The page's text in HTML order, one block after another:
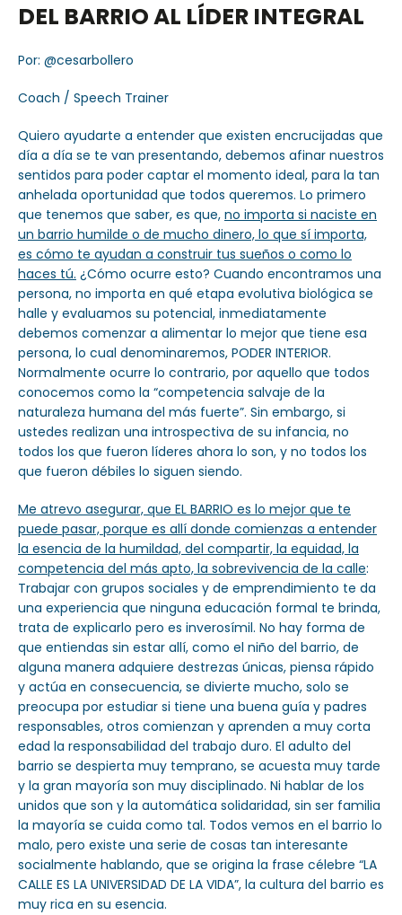
DEL BARRIO AL LÍDER INTEGRAL
Por: @cesarbollero
Coach / Speech Trainer
Quiero ayudarte a entender que existen encrucijadas que
día a día se te van presentando, debemos afinar nuestros
sentidos para poder captar el momento ideal, para la tan
anhelada oportunidad que todos queremos. Lo primero
que tenemos que saber, es que, no importa si naciste en
un barrio humilde o de mucho dinero, lo que sí importa,
es cómo te ayudan a construir tus sueños o como lo
haces tú. ¿Cómo ocurre esto? Cuando encontramos una
persona, no importa en qué etapa evolutiva biológica se
halle y evaluamos su potencial, inmediatamente
debemos comenzar a alimentar lo mejor que tiene esa
persona, lo cual denominaremos, PODER INTERIOR.
Normalmente ocurre lo contrario, por aquello que todos
conocemos como la “competencia salvaje de la
naturaleza humana del más fuerte”. Sin embargo, si
ustedes realizan una introspectiva de su infancia, no
todos los que fueron líderes ahora lo son, y no todos los
que fueron débiles lo siguen siendo.
Me atrevo asegurar, que EL BARRIO es lo mejor que te
puede pasar, porque es allí donde comienzas a entender
la esencia de la humildad, del compartir, la equidad, la
competencia del más apto, la sobrevivencia de la calle:
Trabajar con grupos sociales y de emprendimiento te da
una experiencia que ninguna educación formal te brinda,
trata de explicarlo pero es inverosímil. No hay forma de
que entiendas sin estar allí, como el niño del barrio, de
alguna manera adquiere destrezas únicas, piensa rápido
y actúa en consecuencia, se divierte mucho, solo se
preocupa por estudiar si tiene una buena guía y padres
responsables, otros comienzan y aprenden a muy corta
edad la responsabilidad del trabajo duro. El adulto del
barrio se despierta muy temprano, se acuesta muy tarde
y la gran mayoría son muy disciplinado. Ni hablar de los
unidos que son y la automática solidaridad, sin ser familia
la mayoría se cuida como tal. Todos vemos en el barrio lo
malo, pero existe una serie de cosas tan interesante
socialmente hablando, que se origina la frase célebre “LA
CALLE ES LA UNIVERSIDAD DE LA VIDA”, la cultura del barrio es
muy rica en su esencia.